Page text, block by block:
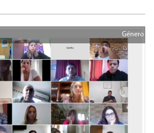
Género